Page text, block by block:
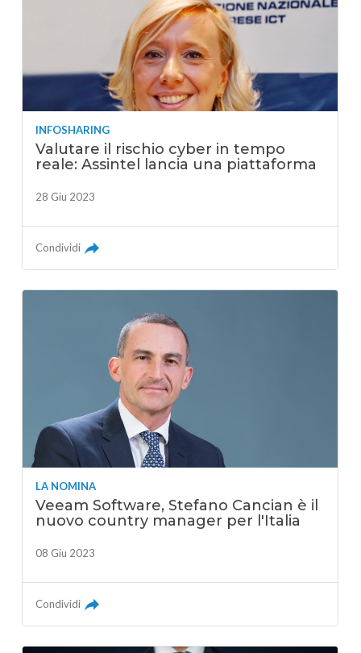
INFOSHARING
Valutare il rischio cyber in tempo
reale: Assintel lancia una piattaforma
28 Giu 2023
Condividi
LA NOMINA
Veeam Software, Stefano Cancian è il
nuovo country manager per l'Italia
08 Giu 2023
Condividi